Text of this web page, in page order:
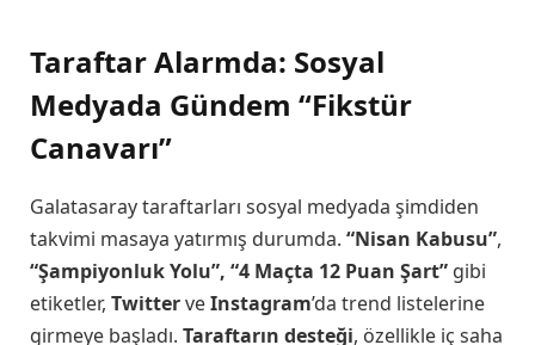
Taraftar Alarmda: Sosyal
Medyada Gündem “Fikstür
Canavarı”
Galatasaray taraftarları sosyal medyada şimdiden
takvimi masaya yatırmış durumda. “Nisan Kabusu”,
“Şampiyonluk Yolu”, “4 Maçta 12 Puan Şart” gibi
etiketler, TwitterveInstagram’da trend listelerine
girmeye başladı. Taraftarın desteği, özellikle iç saha